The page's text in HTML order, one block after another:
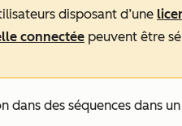
disposant d’une
connectée peuvent être
dans des séquences dans